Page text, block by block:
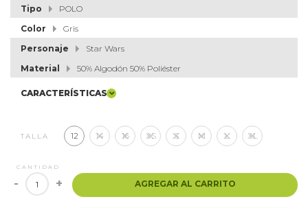
Tipo
POLO
Color
Gris
Personaje
Star Wars
Material
50% Algodón 50% Poliéster
CARACTERÍSTICAS
TALLA 12 14 16 XS S M L XL
CANTIDAD
- + AGREGAR AL CARRITO